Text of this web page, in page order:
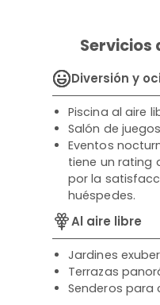
Diversión y
Piscina al aire
Salón de juegos
Eventos
tiene un rating
por la
huéspedes.
Al aire libre
Jardines
Terrazas
Senderos para